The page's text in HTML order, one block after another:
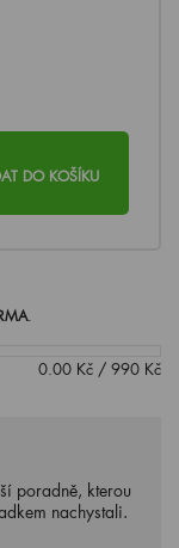
DO KOŠÍKU
.
0.00 Kč / 990 Kč
poradně, kterou
nachystali.